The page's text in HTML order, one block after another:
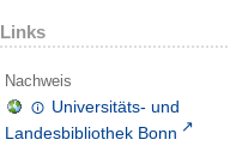
Links
Nachweis
Universitäts- und
Landesbibliothek Bonn